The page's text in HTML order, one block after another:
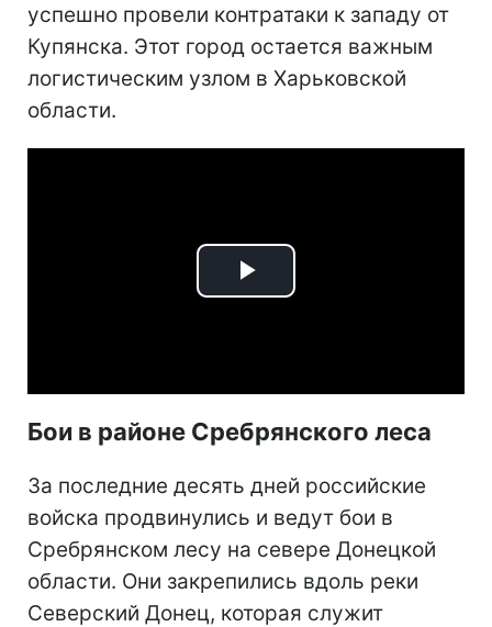
успешно провели контратаки к западу от
Купянска. Этот город остается важным
логистическим узлом в Харьковской
области.
Play
Бои в районе Сребрянского леса
За последние десять дней российские
войска продвинулись и ведут бои в
Сребрянском лесу на севере Донецкой
области. Они закрепились вдоль реки
Северский Донец, которая служит